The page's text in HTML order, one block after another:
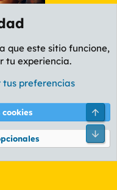
de privacidad Ayuda
XenForo Ltd.
que este sitio funcione,
tu experiencia.
preferencias
Pie